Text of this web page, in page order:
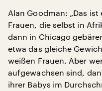
Alan Goodman: „Das
Frauen, die selbst in
dann in Chicago
etwa das gleiche
weißen Frauen. Aber
aufgewachsen sind,
ihrer Babys im